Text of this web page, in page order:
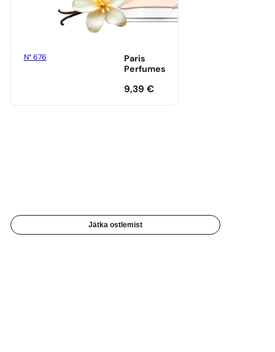
N° 676
Paris
Perfumes
9,39 €
Jätka ostlemist